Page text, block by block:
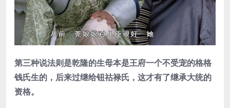
第三种说法则是乾隆的生母本是王府一个不受宠的格格
钱氏生的，后来过继给钮祜禄氏，这才有了继承大统的
资格。